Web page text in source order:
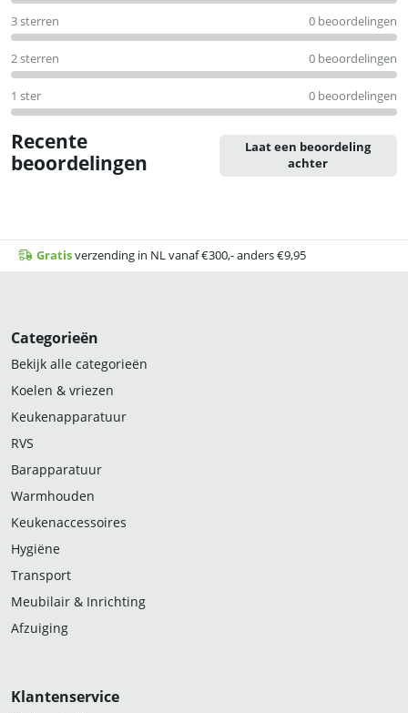
3 sterren 0 beoordelingen
2 sterren 0 beoordelingen
1 ster 0 beoordelingen
Recente
beoordelingen
Laat een beoordeling
achter
Gratisverzending in NL vanaf €300,- anders €9,95
Categorieën
Bekijk alle categorieën
Koelen & vriezen
Keukenapparatuur
RVS
Barapparatuur
Warmhouden
Keukenaccessoires
Hygiëne
Transport
Meubilair & Inrichting
Afzuiging
Klantenservice